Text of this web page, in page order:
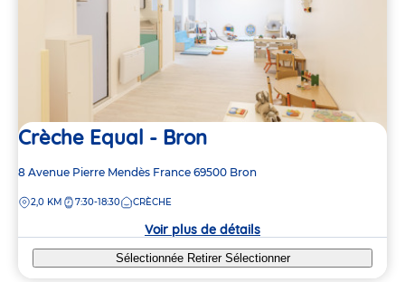
Crèche Equal - Bron
Adresse
la
8 Avenue Pierre Mendès France 69500 Bron
DISTANCE
2,0 KM 7:30-18:30 CRÈCHE
Voir plus de détails
Sélectionnée Retirer Sélectionner